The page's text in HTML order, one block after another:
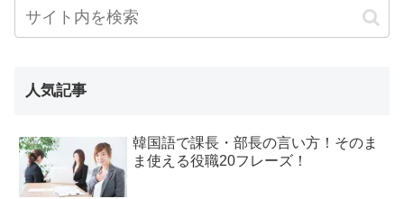
人気記事
韓国語で課長・部長の言い方！そのま
ま使える役職20フレーズ！